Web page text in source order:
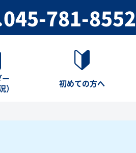
045-781-8552
）
初めての方へ